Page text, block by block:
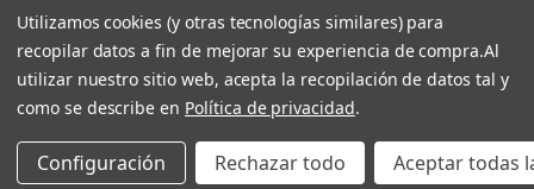
Utilizamos cookies (y otras tecnologías similares) para
recopilar datos a fin de mejorar su experiencia de compra.Al
utilizar nuestro sitio web, acepta la recopilación de datos tal y
como se describe en Política de privacidad.
Configuración Rechazar todo Aceptar todas